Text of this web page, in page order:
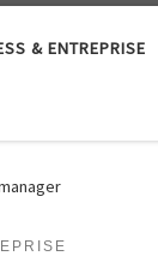
& ENTREPRISE